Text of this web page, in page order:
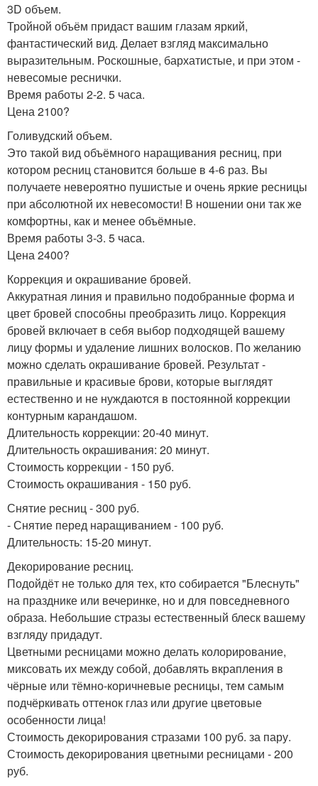
3D объем.
Тройной объём придаст вашим глазам яркий,
фантастический вид. Делает взгляд максимально
выразительным. Роскошные, бархатистые, и при этом -
невесомые реснички.
Время работы 2-2. 5 часа.
Цена 2100?
Голивудский объем.
Это такой вид объёмного наращивания ресниц, при
котором ресниц становится больше в 4-6 раз. Вы
получаете невероятно пушистые и очень яркие ресницы
при абсолютной их невесомости! В ношении они так же
комфортны, как и менее объёмные.
Время работы 3-3. 5 часа.
Цена 2400?
Коррекция и окрашивание бровей.
Аккуратная линия и правильно подобранные форма и
цвет бровей способны преобразить лицо. Коррекция
бровей включает в себя выбор подходящей вашему
лицу формы и удаление лишних волосков. По желанию
можно сделать окрашивание бровей. Результат -
правильные и красивые брови, которые выглядят
естественно и не нуждаются в постоянной коррекции
контурным карандашом.
Длительность коррекции: 20-40 минут.
Длительность окрашивания: 20 минут.
Стоимость коррекции - 150 руб.
Стоимость окрашивания - 150 руб.
Снятие ресниц - 300 руб.
- Снятие перед наращиванием - 100 руб.
Длительность: 15-20 минут.
Декорирование ресниц.
Подойдёт не только для тех, кто собирается "Блеснуть"
на празднике или вечеринке, но и для повседневного
образа. Небольшие стразы естественный блеск вашему
взгляду придадут.
Цветными ресницами можно делать колорирование,
миксовать их между собой, добавлять вкрапления в
чёрные или тёмно-коричневые ресницы, тем самым
подчёркивать оттенок глаз или другие цветовые
особенности лица!
Стоимость декорирования стразами 100 руб. за пару.
Стоимость декорирования цветными ресницами - 200
руб.